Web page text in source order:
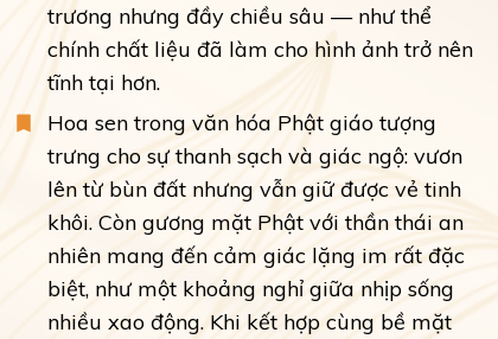
trương nhưng đầy chiều sâu — như thể
chính chất liệu đã làm cho hình ảnh trở nên
tĩnh tại hơn.
Hoa sen trong văn hóa Phật giáo tượng
trưng cho sự thanh sạch và giác ngộ: vươn
lên từ bùn đất nhưng vẫn giữ được vẻ tinh
khôi. Còn gương mặt Phật với thần thái an
nhiên mang đến cảm giác lặng im rất đặc
biệt, như một khoảng nghỉ giữa nhịp sống
nhiều xao động. Khi kết hợp cùng bề mặt